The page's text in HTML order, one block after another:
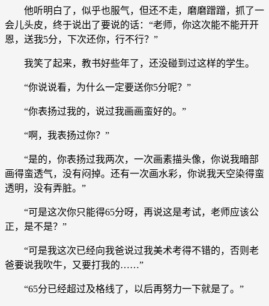
他听明白了，似乎也服气，但还不走，磨磨蹭蹭，抓了一
会儿头皮，终于说出了要说的话：“老师，你这次能不能开开
恩，送我5分，下次还你，行不行？”
我笑了起来，教书好些年了，还没碰到过这样的学生。
“你说说看，为什么一定要送你5分呢？”
“你表扬过我的，说过我画画蛮好的。”
“啊，我表扬过你？”
“是的，你表扬过我两次，一次画素描头像，你说我暗部
画得蛮透气，没有闷掉。还有一次画水彩，你说我天空染得蛮
透明，没有弄脏。”
“可是这次你只能得65分呀，再说这是考试，老师应该公
正，是不是？”
“可是我这次已经向我爸说过我美术考得不错的，否则老
爸要说我吹牛，又要打我的……”
“65分已经超过及格线了，以后再努力一下就是了。”